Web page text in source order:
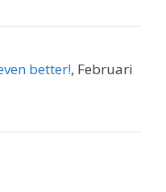
better!, Februari